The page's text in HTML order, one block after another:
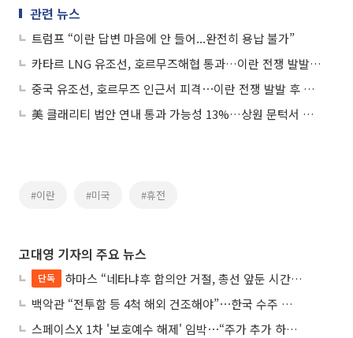
관련 뉴스
트럼프 “이란 답변 마음에 안 들어...완전히 용납 불가”
카타르 LNG 유조선, 호르무즈해협 통과…이란 전쟁 발발 후 첫 수출
중국 유조선, 호르무즈 인근서 피격⋯이란 전쟁 발발 후 처음
美 클래리티 법안 연내 통과 가능성 13%…상원 문턱서 제동
#이란 #미국 #휴전
고대영 기자의 주요 뉴스
단독
하마스 “네타냐후 합의안 거절, 총선 앞둔 시간 끌기”
백악관 “전투함 등 4척 해외 건조해야”⋯한국 수주 기대
스페이스X 1차 '보호예수 해제' 임박⋯“주가 추가 하락 가능성”